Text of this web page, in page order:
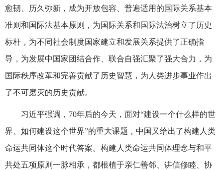
愈韧、历久弥新，成为开放包容、普遍适用的国际关系基本
准则和国际法基本原则，为国际关系和国际法治树立了历史
标杆，为不同社会制度国家建立和发展关系提供了正确指
导，为发展中国家团结合作、联合自强汇聚了强大合力，为
国际秩序改革和完善贡献了历史智慧，为人类进步事业作出
了不可磨灭的历史贡献。
习近平强调，70年后的今天，面对“建设一个什么样的世
界、如何建设这个世界”的重大课题，中国又给出了构建人类
命运共同体这个时代答案。构建人类命运共同体理念与和平
共处五项原则一脉相承，都根植于亲仁善邻、讲信修睦、协